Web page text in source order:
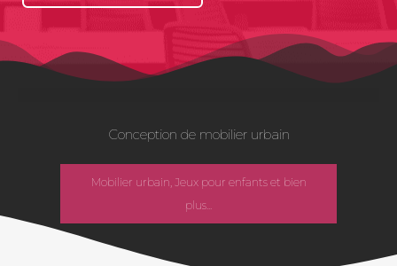
Conception de mobilier urbain
Mobilier urbain, Jeux pour enfants et bien
plus...